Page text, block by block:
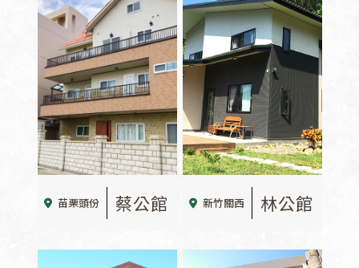
苗栗頭份 蔡公館 新竹關西 林公館